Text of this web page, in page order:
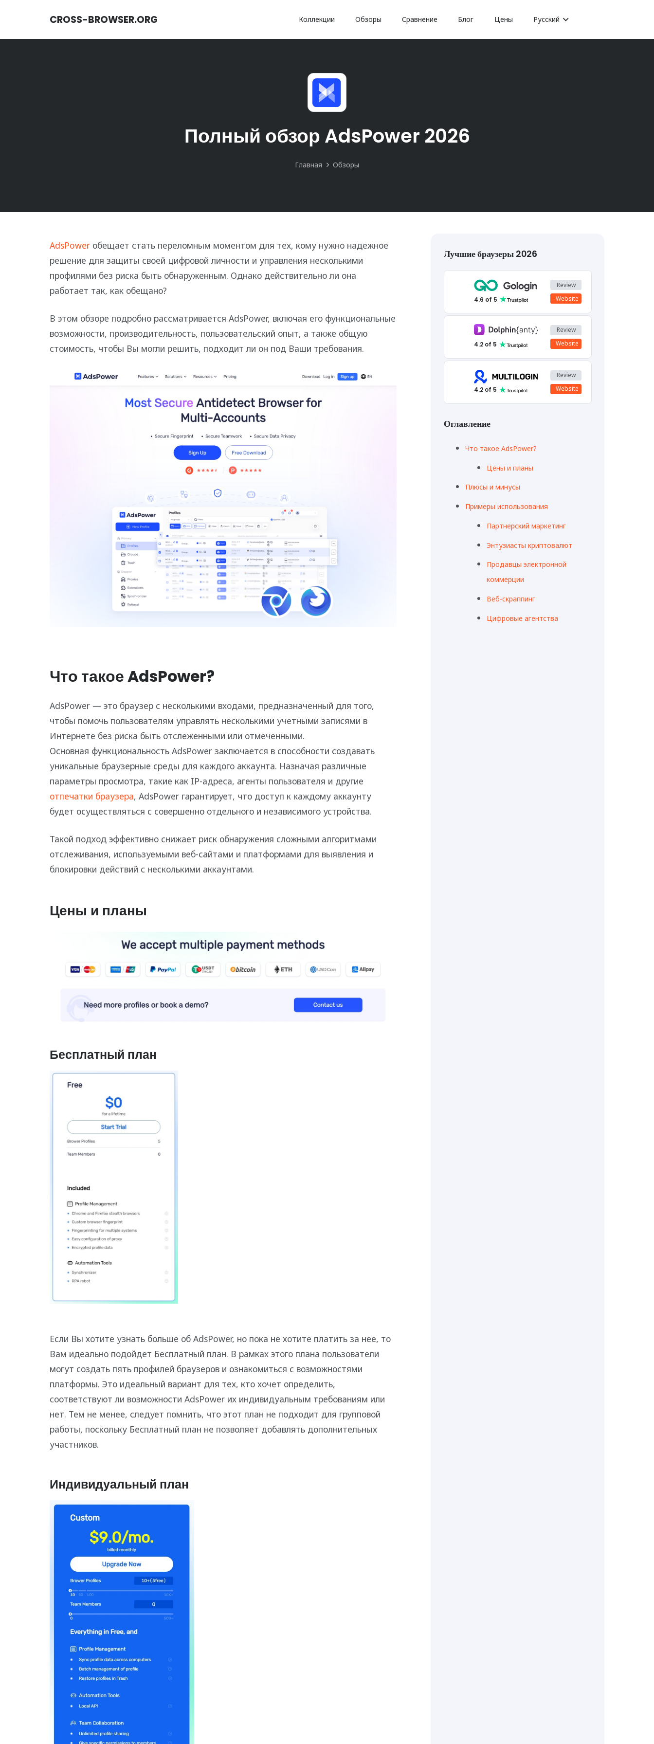
CROSS-BROWSER.ORG Коллекции Обзоры Сравнение Блог Цены Русский
Полный обзор AdsPower 2026
Главная Обзоры
AdsPower обещает стать переломным моментом для тех, кому нужно надежное
решение для защиты своей цифровой личности и управления несколькими
профилями без риска быть обнаруженным. Однако действительно ли она
работает так, как обещано?
В этом обзоре подробно рассматривается AdsPower, включая его функциональные
возможности, производительность, пользовательский опыт, а также общую
стоимость, чтобы Вы могли решить, подходит ли он под Ваши требования.
Что такое AdsPower?
AdsPower — это браузер с несколькими входами, предназначенный для того,
чтобы помочь пользователям управлять несколькими учетными записями в
Интернете без риска быть отслеженными или отмеченными.
Основная функциональность AdsPower заключается в способности создавать
уникальные браузерные среды для каждого аккаунта. Назначая различные
параметры просмотра, такие как IP-адреса, агенты пользователя и другие
отпечатки браузера, AdsPower гарантирует, что доступ к каждому аккаунту
будет осуществляться с совершенно отдельного и независимого устройства.
Такой подход эффективно снижает риск обнаружения сложными алгоритмами
отслеживания, используемыми веб-сайтами и платформами для выявления и
блокировки действий с несколькими аккаунтами.
Цены и планы
Бесплатный план
Если Вы хотите узнать больше об AdsPower, но пока не хотите платить за нее, то
Вам идеально подойдет Бесплатный план. В рамках этого плана пользователи
могут создать пять профилей браузеров и ознакомиться с возможностями
платформы. Это идеальный вариант для тех, кто хочет определить,
соответствуют ли возможности AdsPower их индивидуальным требованиям или
нет. Тем не менее, следует помнить, что этот план не подходит для групповой
работы, поскольку Бесплатный план не позволяет добавлять дополнительных
участников.
Индивидуальный план
Лучшие браузеры 2026
4.6 of 5
Review
Website
4.2of 5
Review
Website
4.2of 5
Review
Website
Оглавление
Что такое AdsPower?
Цены и планы
Плюсы и минусы
Примеры использования
Партнерский маркетинг
Энтузиасты криптовалют
Продавцы электронной
коммерции
Веб-скраппинг
Цифровые агентства